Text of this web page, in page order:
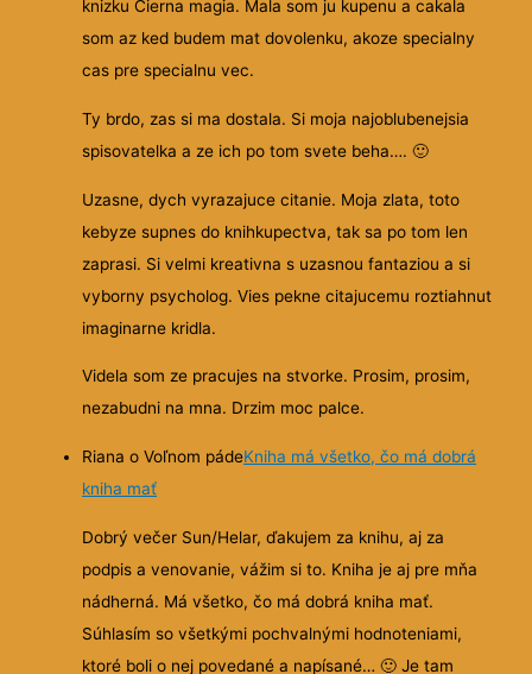
knizku Cierna magia. Mala som ju kupenu a cakala
som az ked budem mat dovolenku, akoze specialny
cas pre specialnu vec.
Ty brdo, zas si ma dostala. Si moja najoblubenejsia
spisovatelka a ze ich po tom svete beha….🙂
Uzasne, dych vyrazajuce citanie. Moja zlata, toto
kebyze supnes do knihkupectva, tak sa po tom len
zaprasi. Si velmi kreativna s uzasnou fantaziou a si
vyborny psycholog. Vies pekne citajucemu roztiahnut
imaginarne kridla.
Videla som ze pracujes na stvorke. Prosim, prosim,
nezabudni na mna. Drzim moc palce.
Riana o Voľnom pádeKniha má všetko, čo má dobrá
kniha mať
Dobrý večer Sun/Helar, ďakujem za knihu, aj za
podpis a venovanie, vážim si to. Kniha je aj pre mňa
nádherná. Má všetko, čo má dobrá kniha mať.
Súhlasím so všetkými pochvalnými hodnoteniami,
ktoré boli o nej povedané a napísané…🙂 Je tam